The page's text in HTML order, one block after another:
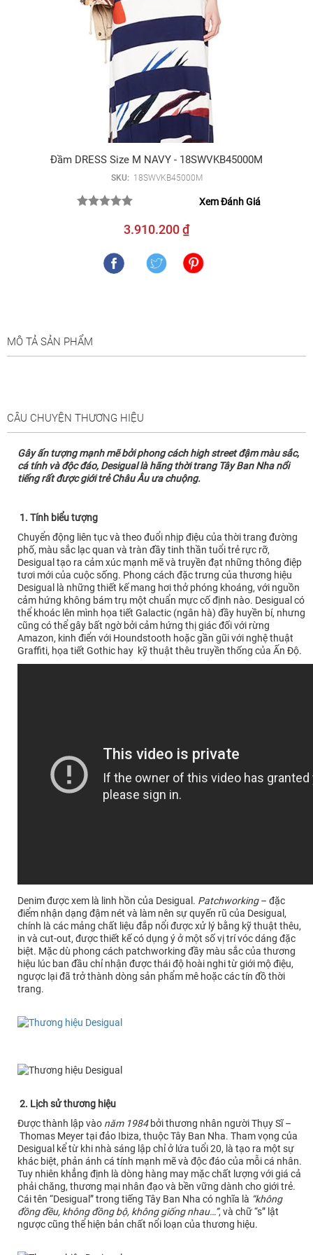
Đầm DRESS Size M NAVY - 18SWVKB45000M
SKU: 18SWVKB45000M
Xem Đánh Giá
3.910.200 ₫
MÔ TẢ SẢN PHẨM
CÂU CHUYỆN THƯƠNG HIỆU
Gây ấn tượng mạnh mẽ bởi phong cách high street đậm màu sắc,
cá tính và độc đáo, Desigual là hãng thời trang Tây Ban Nha nổi
tiếng rất được giới trẻ Châu Âu ưa chuộng.
1. Tính biểu tượng
Chuyển động liên tục và theo đuổi nhịp điệu của thời trang đường
phố, màu sắc lạc quan và tràn đầy tinh thần tuổi trẻ rực rỡ,
Desigual tạo ra cảm xúc mạnh mẽ và truyền đạt những thông điệp
tươi mới của cuộc sống. Phong cách đặc trưng của thương hiệu
Desigual là những thiết kế mang hơi thở phóng khoáng, với nguồn
cảm hứng không bám trụ một chuẩn mực cố định nào. Desigual có
thể khoác lên mình họa tiết Galactic (ngân hà) đầy huyền bí, nhưng
cũng có thể gây bất ngờ bởi cảm hứng thị giác đối với rừng
Amazon, kinh điển với Houndstooth hoặc gần gũi với nghệ thuật
Graffiti, họa tiết Gothic hay kỹ thuật thêu truyền thống của Ấn Độ.
Denim được xem là linh hồn của Desigual. Patchworking– đặc
điểm nhận dạng đậm nét và làm nên sự quyến rũ của Desigual,
chính là các mảng chất liệu đắp nổi được xử lý bằng kỹ thuật thêu,
in và cut-out, được thiết kế có dụng ý ở một số vị trí vóc dáng đặc
biệt. Mặc dù phong cách patchworking đầy màu sắc của thương
hiệu lúc ban đầu chỉ nhận được thái độ hoài nghi từ giới mộ điệu,
ngược lại đã trở thành dòng sản phẩm mê hoặc các tín đồ thời
trang.
2. Lịch sử thương hiệu
Được thành lập vào năm 1984bởi thương nhân người Thụy Sĩ –
Thomas Meyer tại đảo Ibiza, thuộc Tây Ban Nha. Tham vọng của
Desigual kể từ khi nhà sáng lập chỉ ở lứa tuổi 20, là tạo ra một sự
khác biệt, phản ánh cá tính mạnh mẽ và độc đáo của mỗi cá nhân.
Tuy nhiên khẳng định là dòng hàng may mặc chất lượng với giá cả
phải chăng, thương mại nhân đạo và bền vững dành cho giới trẻ.
Cái tên “Desigual” trong tiếng Tây Ban Nha có nghĩa là “không
đồng đều, không đồng bộ, không giống nhau…”, và chữ “s” lật
ngược cũng thể hiện bản chất nổi loạn của thương hiệu.